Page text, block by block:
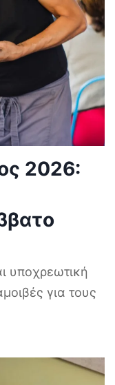
2026:
υποχρεωτική
για τους